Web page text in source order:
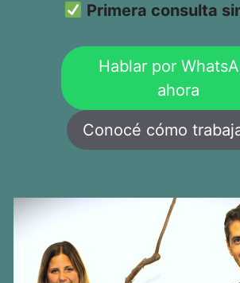
Primera consulta
Hablar por
ahora
Conocé cómo